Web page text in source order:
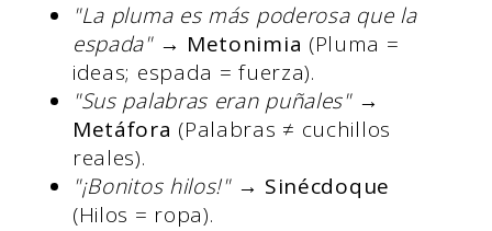
"La pluma es más poderosa que la
espada"→ Metonimia (Pluma =
ideas; espada = fuerza).
"Sus palabras eran puñales"→
Metáfora (Palabras ≠ cuchillos
reales).
"¡Bonitos hilos!"→ Sinécdoque
(Hilos = ropa).